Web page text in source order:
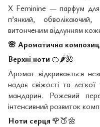
X Feminine — парфум для
п’янкий,
витонченим відлунням
🌸 Ароматична
Верхні ноти 🍊🌶🌺
Аромат відкривається
надає свіжості та легкої
мандарин. Рожевий
інтенсивний розвиток
Ноти серця 🌹🍑🌼